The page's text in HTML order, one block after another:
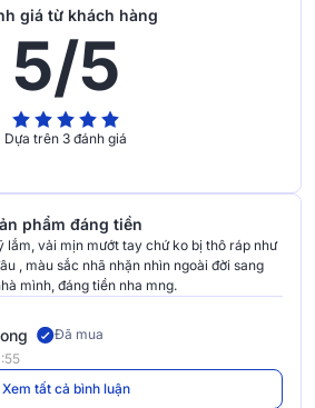
giá từ khách hàng
5/5
Dựa trên 3 đánh giá
phẩm đáng tiền
lắm, vải mịn mướt tay chứ ko bị thô ráp như
, màu sắc nhã nhặn nhìn ngoài đời sang
mình, đáng tiền nha mng.
Đã mua
Xem tất cả bình luận